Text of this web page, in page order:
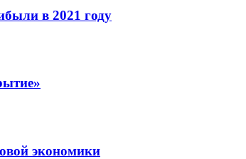
в 2021 году
экономики